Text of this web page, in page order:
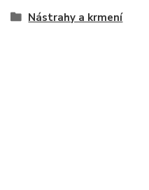
Nástrahy a krmení